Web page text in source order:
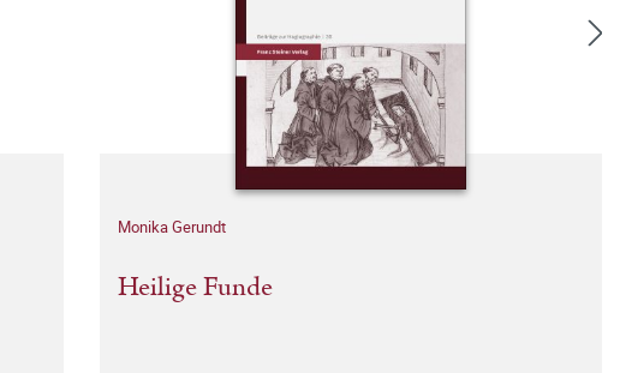
Monika Gerundt
Heilige Funde